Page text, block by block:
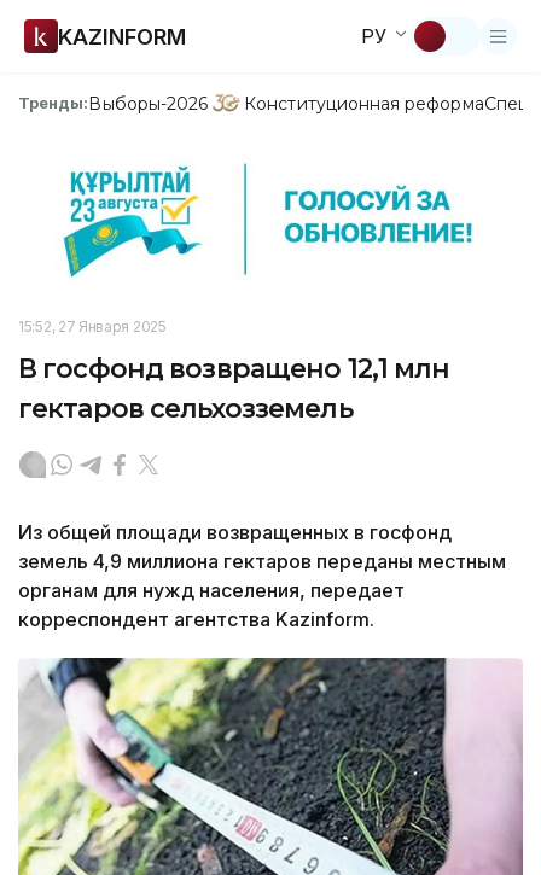
KAZINFORM РУ
Тренды:Выборы-2026 Конституционная реформа
15:52, 27 Января 2025
В госфонд возвращено 12,1 млн
гектаров сельхозземель
Из общей площади возвращенных в госфонд
земель 4,9 миллиона гектаров переданы местным
органам для нужд населения, передает
корреспондент агентства Kazinform.